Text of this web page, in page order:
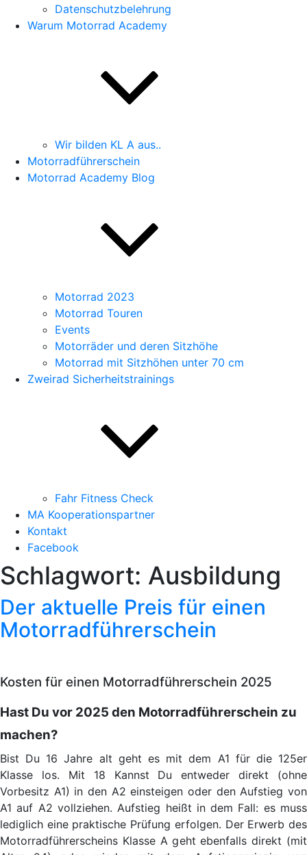
Datenschutzbelehrung
Warum Motorrad Academy
Wir bilden KL A aus..
Motorradführerschein
Motorrad Academy Blog
Motorrad 2023
Motorrad Touren
Events
Motorräder und deren Sitzhöhe
Motorrad mit Sitzhöhen unter 70 cm
Zweirad Sicherheitstrainings
Fahr Fitness Check
MA Kooperationspartner
Kontakt
Facebook
Schlagwort: Ausbildung
Der aktuelle Preis für einen
Motorradführerschein
Kosten für einen Motorradführerschein 2025
Hast Du vor 2025 den Motorradführerschein zu
machen?
Bist Du 16 Jahre alt geht es mit dem A1 für die 125er
Klasse los. Mit 18 Kannst Du entweder direkt (ohne
Vorbesitz A1) in den A2 einsteigen oder den Aufstieg von
A1 auf A2 vollziehen. Aufstieg heißt in dem Fall: es muss
lediglich eine praktische Prüfung erfolgen. Der Erwerb des
Motorradführerscheins Klasse A geht ebenfalls direkt (mit